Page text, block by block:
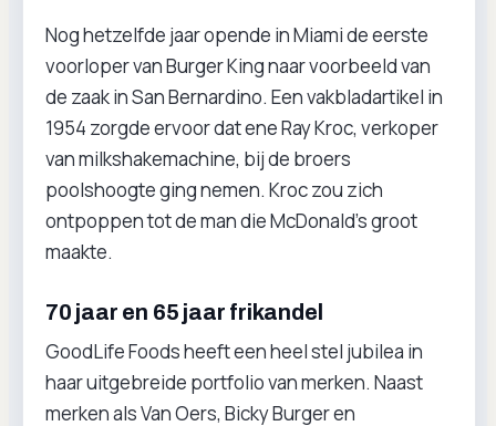
Nog hetzelfde jaar opende in Miami de eerste
voorloper van Burger King naar voorbeeld van
de zaak in San Bernardino. Een vakbladartikel in
1954 zorgde ervoor dat ene Ray Kroc, verkoper
van milkshakemachine, bij de broers
poolshoogte ging nemen. Kroc zou zich
ontpoppen tot de man die McDonald’s groot
maakte.
70 jaar en 65 jaar frikandel
GoodLife Foods heeft een heel stel jubilea in
haar uitgebreide portfolio van merken. Naast
merken als Van Oers, Bicky Burger en